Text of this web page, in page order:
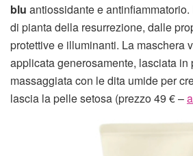
blu antiossidante e
di pianta della resurrezione, dalle
protettive e illuminanti. La maschera
applicata generosamente, lasciata in
massaggiata con le dita umide per
lascia la pelle setosa (prezzo 49 € –